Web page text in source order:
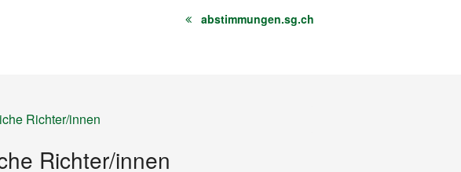
abstimmungen.sg.ch
Richter/innen
Richter/innen